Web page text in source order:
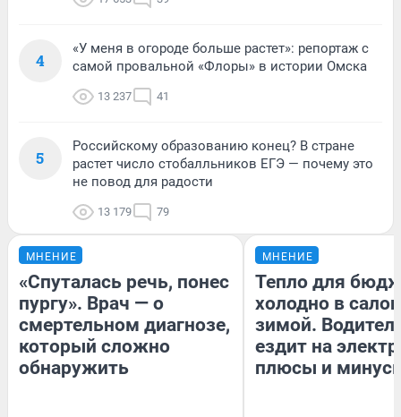
4
«У меня в огороде больше растет»: репортаж с
самой провальной «Флоры» в истории Омска
13 237 41
5
Российскому образованию конец? В стране
растет число стобалльников ЕГЭ — почему это
не повод для радости
13 179 79
МНЕНИЕ
«Спуталась речь, понес
пургу». Врач — о
смертельном диагнозе,
который сложно
обнаружить
МНЕНИЕ
Тепло для
холодно в
зимой.
ездит на
плюсы и